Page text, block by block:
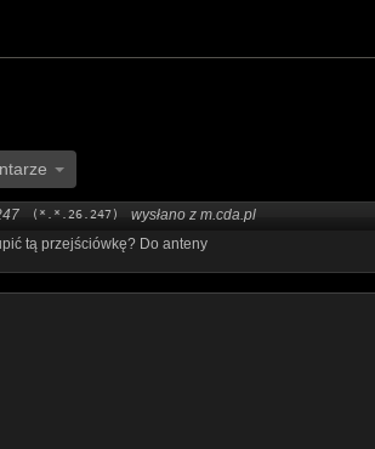
(*.*.26.247) wysłano z m.cda.pl
tą przejściówkę? Do anteny